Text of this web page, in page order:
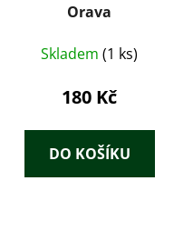
Orava
Skladem (1 ks)
180 Kč
DO KOŠÍKU